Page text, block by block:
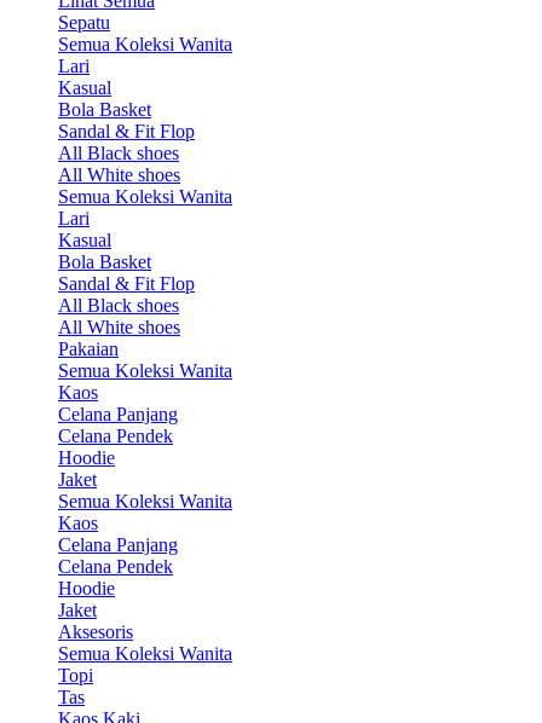
Sepatu
Semua Koleksi Wanita
Lari
Kasual
Bola Basket
Sandal & Fit Flop
All Black shoes
All White shoes
Semua Koleksi Wanita
Lari
Kasual
Bola Basket
Sandal & Fit Flop
All Black shoes
All White shoes
Pakaian
Semua Koleksi Wanita
Kaos
Celana Panjang
Celana Pendek
Hoodie
Jaket
Semua Koleksi Wanita
Kaos
Celana Panjang
Celana Pendek
Hoodie
Jaket
Aksesoris
Semua Koleksi Wanita
Topi
Tas
Kaos Kaki